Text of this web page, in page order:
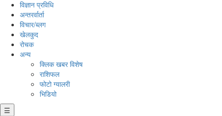
विज्ञान प्रविधि
अन्तरर्वार्ता
विचार/ब्लग
खेलकुद
रोचक
अन्य
क्लिक खबर विशेष
राशिफल
फोटो ग्यालरी
भिडियो
☰